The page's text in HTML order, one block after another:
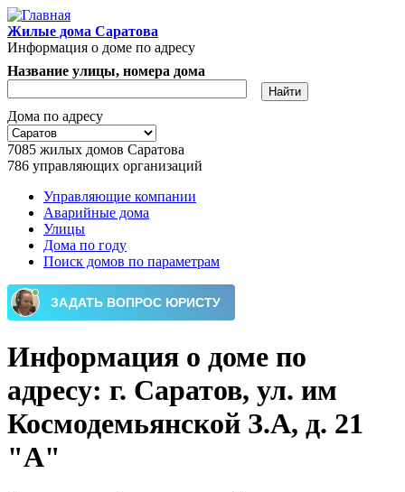
Перейти к основному содержанию
Жилые дома Саратова
Информация о доме по адресу
Название улицы, номера дома
Дома по адресу
7085 жилых домов Саратова
786 управляющих организаций
Главное меню
Управляющие компании
Аварийные дома
Улицы
Дома по году
Поиск домов по параметрам
Информация о доме по
адресу: г. Саратов, ул. им
Космодемьянской З.А, д. 21
"А"